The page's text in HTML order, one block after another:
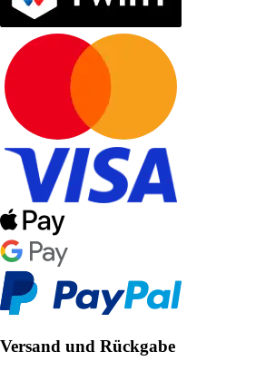
Versand und Rückgabe